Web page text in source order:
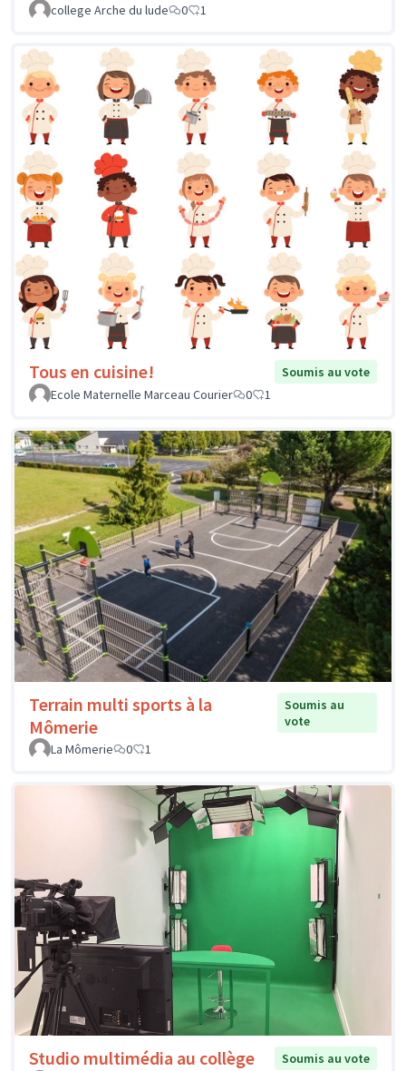
college Arche du lude
0 1
Tous en cuisine!
Soumis au vote
Ecole Maternelle Marceau Courier
0 1
Terrain multi sports à la
Mômerie
Soumis au
vote
La Mômerie
0 1
Studio multimédia au collège
Soumis au vote